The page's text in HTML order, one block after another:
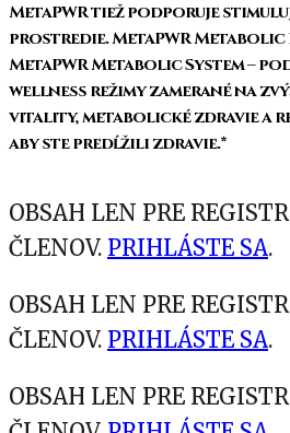
MetaPWR tiež podporuje
prostredie. MetaPWR Metabolic
MetaPWR Metabolic System –
wellness režimy zamerané na
vitality, metabolické zdravie a
aby ste predĺžili zdravie.*
OBSAH LEN PRE
ČLENOV. PRIHLÁSTE SA.
OBSAH LEN PRE
ČLENOV. PRIHLÁSTE SA.
OBSAH LEN PRE